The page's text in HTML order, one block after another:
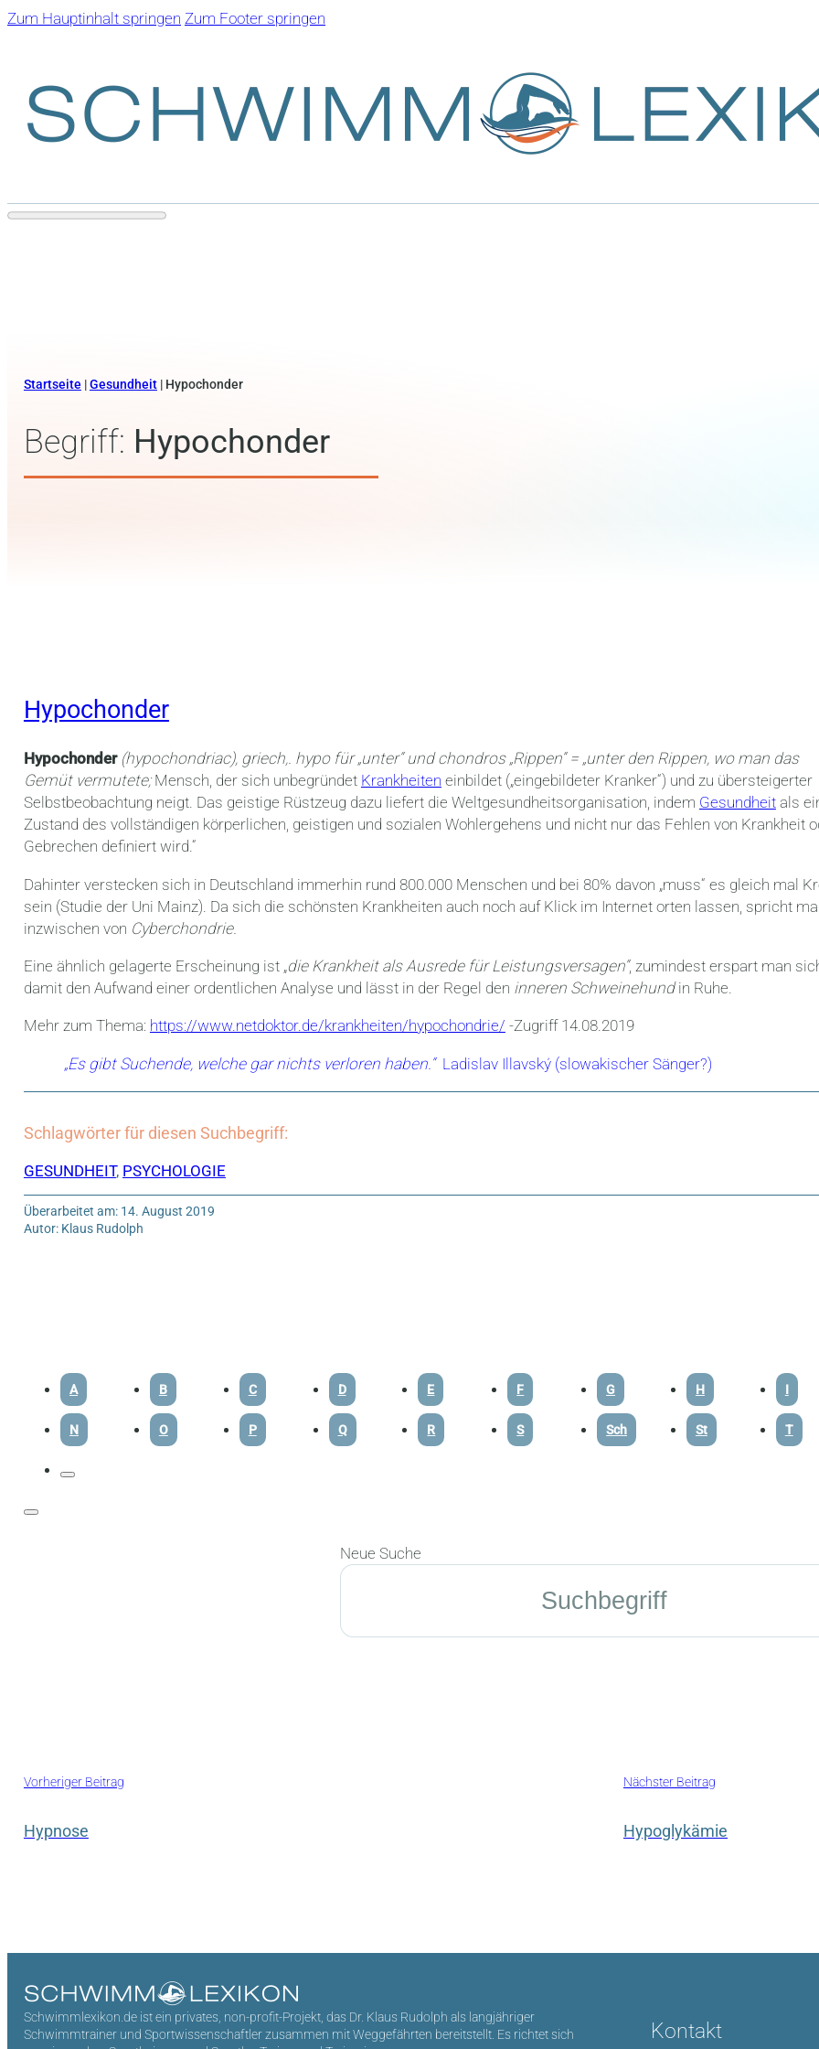
Zum Hauptinhalt springen Zum Footer springen
Startseite |Gesundheit| Hypochonder
Begriff: Hypochonder
Hypochonder
Hypochonder (hypochondriac), griech,. hypo für „unter“ und chondros „Rippen“ = „unter den Rippen, wo man das
Gemüt vermutete;Mensch, der sich unbegründet Krankheiten einbildet („eingebildeter Kranker“) und zu übersteigerter
Selbstbeobachtung neigt. Das geistige Rüstzeug dazu liefert die Weltgesundheitsorganisation, indem Gesundheitals
Zustand des vollständigen körperlichen, geistigen und sozialen Wohlergehens und nicht nur das Fehlen von Krankheit
Gebrechen definiert wird.“
Dahinter verstecken sich in Deutschland immerhin rund 800.000 Menschen und bei 80% davon „muss“ es gleich mal
sein (Studie der Uni Mainz). Da sich die schönsten Krankheiten auch noch auf Klick im Internet orten lassen, spricht
inzwischen von Cyberchondrie.
Eine ähnlich gelagerte Erscheinung ist „die Krankheit als Ausrede für Leistungsversagen“, zumindest erspart man
damit den Aufwand einer ordentlichen Analyse und lässt in der Regel den inneren Schweinehundin Ruhe.
Mehr zum Thema: https://www.netdoktor.de/krankheiten/hypochondrie/ -Zugriff 14.08.2019
„Es gibt Suchende, welche gar nichts verloren haben.“ Ladislav Illavský (slowakischer Sänger?)
Schlagwörter für diesen Suchbegriff:
GESUNDHEIT, PSYCHOLOGIE
Überarbeitet am: 14. August 2019
Autor: Klaus Rudolph
A B C D E F G H I
N O P Q R S Sch St T
Neue Suche
Suchen
Vorheriger Beitrag
Hypnose
Nächster Beitrag
Hypoglykämie
Schwimmlexikon.de ist ein privates, non-profit-Projekt, das Dr. Klaus Rudolph als langjähriger
Schwimmtrainer und Sportwissenschaftler zusammen mit Weggefährten bereitstellt. Es richtet sich
Kontakt